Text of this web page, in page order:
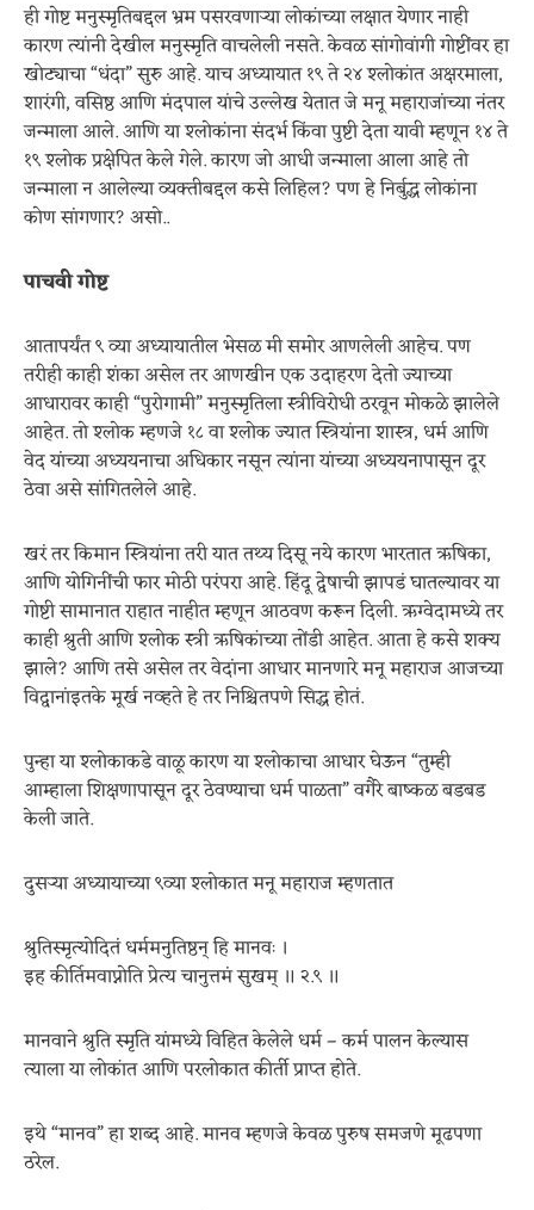
ही गोष्ट मनुस्मृतिबद्दल भ्रम पसरवणाऱ्या लोकांच्या लक्षात येणार नाही
कारण त्यांनी देखील मनुस्मृति वाचलेली नसते. केवळ सांगोवांगी गोष्टींवर हा
खोट्याचा “धंदा” सुरु आहे. याच अध्यायात १९ ते २४ श्लोकांत अक्षरमाला,
शारंगी, वसिष्ठ आणि मंदपाल यांचे उल्लेख येतात जे मनू महाराजांच्या नंतर
जन्माला आले. आणि या श्लोकांना संदर्भ किंवा पुष्टी देता यावी म्हणून १४ ते
१९ श्लोक प्रक्षेपित केले गेले. कारण जो आधी जन्माला आला आहे तो
जन्माला न आलेल्या व्यक्तीबद्दल कसे लिहिल? पण हे निर्बुद्ध लोकांना
कोण सांगणार? असो..
पाचवी गोष्ट
आतापर्यंत ९ व्या अध्यायातील भेसळ मी समोर आणलेली आहेच. पण
तरीही काही शंका असेल तर आणखीन एक उदाहरण देतो ज्याच्या
आधारावर काही “पुरोगामी” मनुस्मृतिला स्त्रीविरोधी ठरवून मोकळे झालेले
आहेत. तो श्लोक म्हणजे १८ वा श्लोक ज्यात स्त्रियांना शास्त्र, धर्म आणि
वेद यांच्या अध्ययनाचा अधिकार नसून त्यांना यांच्या अध्ययनापासून दूर
ठेवा असे सांगितलेले आहे.
खरं तर किमान स्त्रियांना तरी यात तथ्य दिसू नये कारण भारतात ऋषिका,
आणि योगिनींची फार मोठी परंपरा आहे. हिंदू द्वेषाची झापडं घातल्यावर या
गोष्टी सामानात राहात नाहीत म्हणून आठवण करून दिली. ऋग्वेदामध्ये तर
काही श्रुती आणि श्लोक स्त्री ऋषिकांच्या तोंडी आहेत. आता हे कसे शक्य
झाले? आणि तसे असेल तर वेदांना आधार मानणारे मनू महाराज आजच्या
विद्वानांइतके मूर्ख नव्हते हे तर निश्चितपणे सिद्ध होतं.
पुन्हा या श्लोकाकडे वाळू कारण या श्लोकाचा आधार घेऊन “तुम्ही
आम्हाला शिक्षणापासून दूर ठेवण्याचा धर्म पाळता” वगैरे बाष्कळ बडबड
केली जाते.
दुसऱ्या अध्यायाच्या ९व्या श्लोकात मनू महाराज म्हणतात
श्रुतिस्मृत्योदितं धर्ममनुतिष्ठन् हि मानवः ।
इह कीर्तिमवाप्नोति प्रेत्य चानुत्तमं सुखम् ॥ २.९ ॥
मानवाने श्रुति स्मृति यांमध्ये विहित केलेले धर्म – कर्म पालन केल्यास
त्याला या लोकांत आणि परलोकात कीर्ती प्राप्त होते.
इथे “मानव” हा शब्द आहे. मानव म्हणजे केवळ पुरुष समजणे मूढपणा
ठरेल.